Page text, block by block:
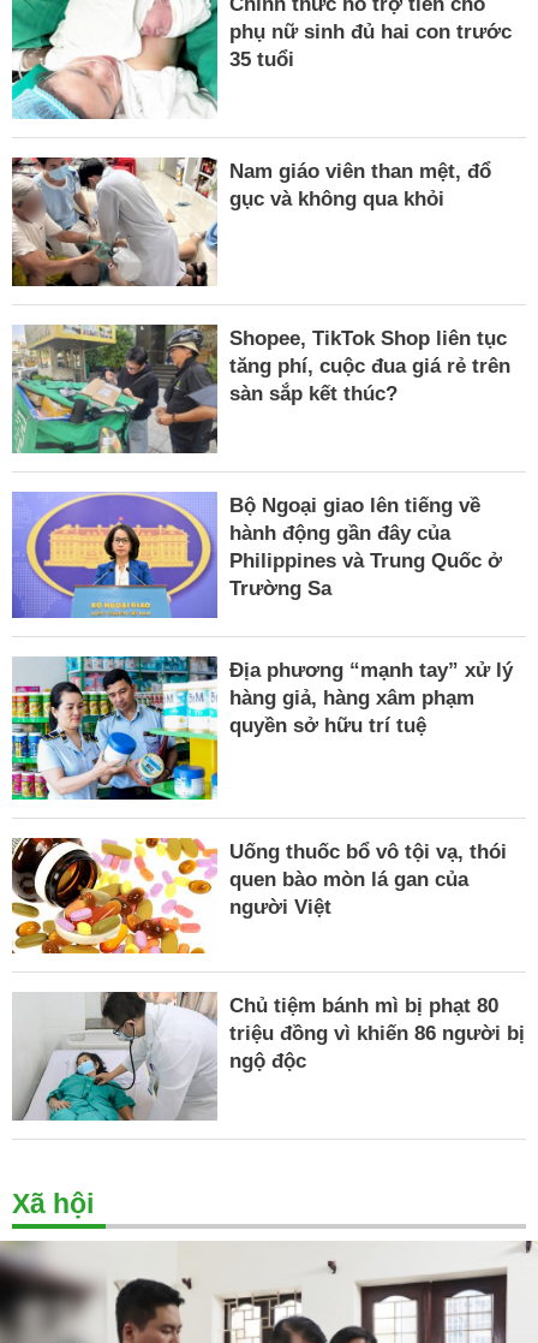
phụ nữ sinh đủ hai con trước
35 tuổi
Nam giáo viên than mệt, đổ
gục và không qua khỏi
Shopee, TikTok Shop liên tục
tăng phí, cuộc đua giá rẻ trên
sàn sắp kết thúc?
Bộ Ngoại giao lên tiếng về
hành động gần đây của
Philippines và Trung Quốc ở
Trường Sa
Địa phương “mạnh tay” xử lý
hàng giả, hàng xâm phạm
quyền sở hữu trí tuệ
Uống thuốc bổ vô tội vạ, thói
quen bào mòn lá gan của
người Việt
Chủ tiệm bánh mì bị phạt 80
triệu đồng vì khiến 86 người bị
ngộ độc
Xã hội